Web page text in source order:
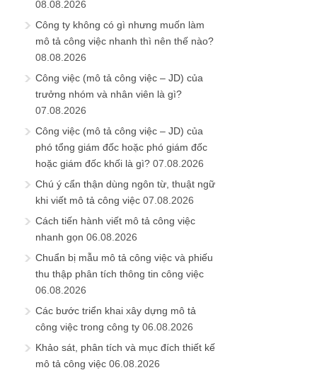
08.08.2026
Công ty không có gì nhưng muốn làm
mô tả công việc nhanh thì nên thế nào?
08.08.2026
Công việc (mô tả công việc – JD) của
trưởng nhóm và nhân viên là gì?
07.08.2026
Công việc (mô tả công việc – JD) của
phó tổng giám đốc hoặc phó giám đốc
hoặc giám đốc khối là gì? 07.08.2026
Chú ý cẩn thận dùng ngôn từ, thuật ngữ
khi viết mô tả công việc 07.08.2026
Cách tiến hành viết mô tả công việc
nhanh gọn 06.08.2026
Chuẩn bị mẫu mô tả công việc và phiếu
thu thập phân tích thông tin công việc
06.08.2026
Các bước triển khai xây dựng mô tả
công việc trong công ty 06.08.2026
Khảo sát, phân tích và mục đích thiết kế
mô tả công việc 06.08.2026